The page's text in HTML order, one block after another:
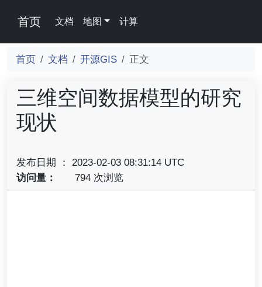
首页 文档 地图 计算
首页 文档 开源GIS 正文
三维空间数据模型的研究
现状
发布日期 ： 2023-02-03 08:31:14 UTC
访问量：
794 次浏览